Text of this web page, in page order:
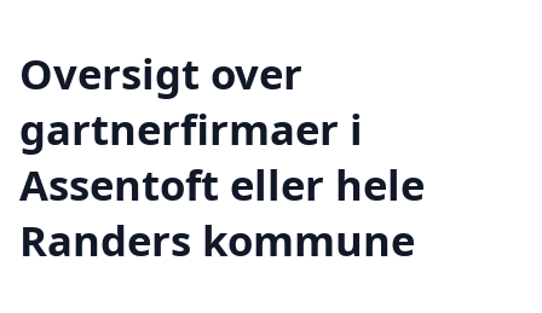
Oversigt over
gartnerfirmaer i
Assentoft eller hele
Randers kommune